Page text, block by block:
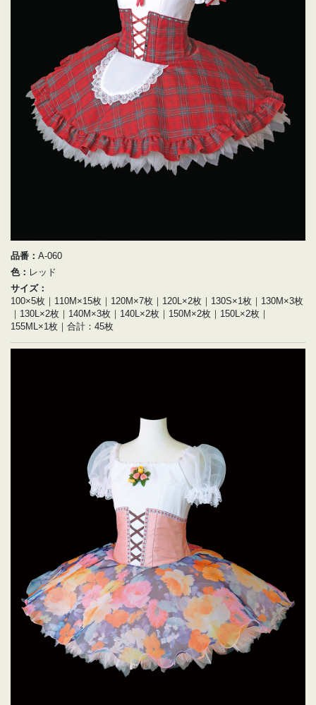
品番： A-060
色： レッド
サイズ：
100×5枚｜110M×15枚｜120M×7枚｜120L×2枚｜130S×1枚｜130M×3枚
｜130L×2枚｜140M×3枚｜140L×2枚｜150M×2枚｜150L×2枚｜
155ML×1枚｜合計：45枚